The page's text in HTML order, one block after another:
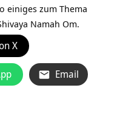
einiges zum Thema
Namah Om.
X
Email